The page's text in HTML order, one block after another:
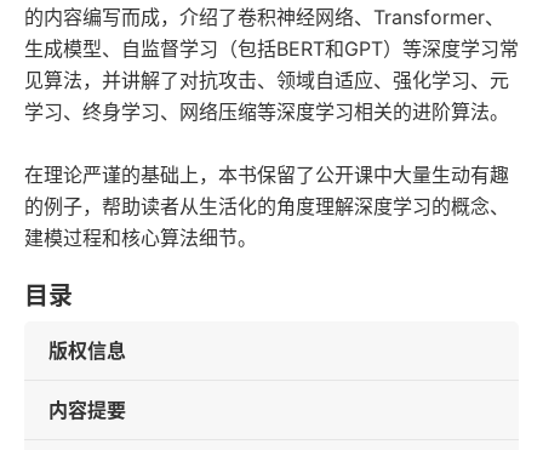
的内容编写而成，介绍了卷积神经网络、Transformer、
生成模型、自监督学习（包括BERT和GPT）等深度学习常
见算法，并讲解了对抗攻击、领域自适应、强化学习、元
学习、终身学习、网络压缩等深度学习相关的进阶算法。
在理论严谨的基础上，本书保留了公开课中大量生动有趣
的例子，帮助读者从生活化的角度理解深度学习的概念、
建模过程和核心算法细节。
目录
版权信息
内容提要